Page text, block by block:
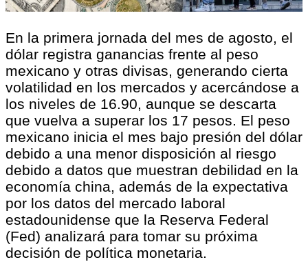
En la primera jornada del mes de agosto, el
dólar registra ganancias frente al peso
mexicano y otras divisas, generando cierta
volatilidad en los mercados y acercándose a
los niveles de 16.90, aunque se descarta
que vuelva a superar los 17 pesos. El peso
mexicano inicia el mes bajo presión del dólar
debido a una menor disposición al riesgo
debido a datos que muestran debilidad en la
economía china, además de la expectativa
por los datos del mercado laboral
estadounidense que la Reserva Federal
(Fed) analizará para tomar su próxima
decisión de política monetaria.